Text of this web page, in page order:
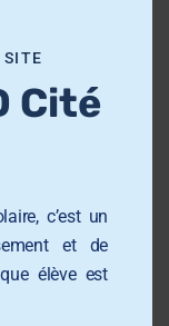
SITE
Cité
c’est un
et de
élève est